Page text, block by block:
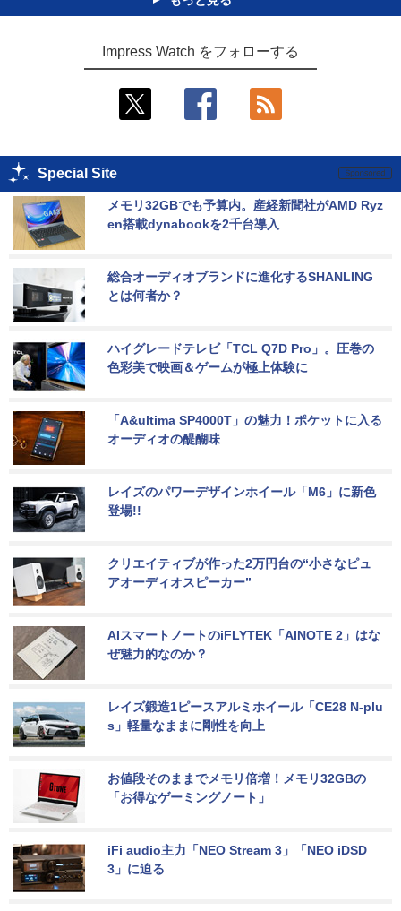
Impress Watch をフォローする
Special Site
メモリ32GBでも予算内。産経新聞社がAMD Ryz
en搭載dynabookを2千台導入
総合オーディオブランドに進化するSHANLING
とは何者か？
ハイグレードテレビ「TCL Q7D Pro」。圧巻の
色彩美で映画＆ゲームが極上体験に
「A&ultima SP4000T」の魅力！ポケットに入る
オーディオの醍醐味
レイズのパワーデザインホイール「M6」に新色
登場!!
クリエイティブが作った2万円台の“小さなピュ
アオーディオスピーカー”
AIスマートノートのiFLYTEK「AINOTE 2」はな
ぜ魅力的なのか？
レイズ鍛造1ピースアルミホイール「CE28 N-plu
s」軽量なままに剛性を向上
お値段そのままでメモリ倍増！メモリ32GBの
「お得なゲーミングノート」
iFi audio主力「NEO Stream 3」「NEO iDSD
3」に迫る